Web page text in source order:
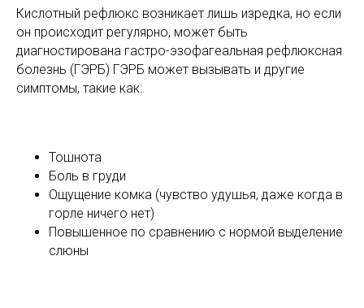
Кислотный рефлюкс возникает лишь изредка, но если
он происходит регулярно, может быть
диагностирована гастро-эзофагеальная рефлюксная
болезнь (ГЭРБ) ГЭРБ может вызывать и другие
симптомы, такие как:
Тошнота
Боль в груди
Ощущение комка (чувство удушья, даже когда в
горле ничего нет)
Повышенное по сравнению с нормой выделение
слюны